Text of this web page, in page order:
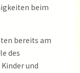
beim
bereits am
des
und